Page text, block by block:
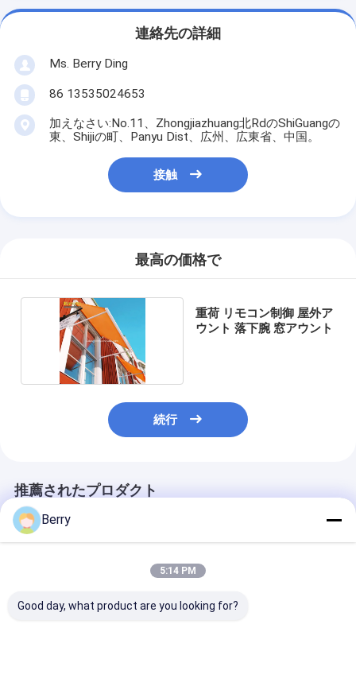
連絡先の詳細
Ms. Berry Ding
86 13535024653
加えなさい:No.11、Zhongjiazhuang北RdのShiGuangの
東、Shijiの町、Panyu Dist、広州、広東省、中国。
接触
最高の価格で
重荷 リモコン制御 屋外ア
ウント 落下腕 窓アウント
続行
推薦されたプロダクト
Berry
5:14 PM
Good day, what product are you looking for?